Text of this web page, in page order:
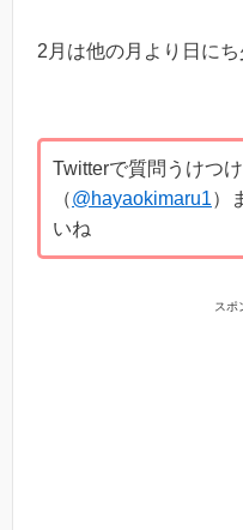
2月は他の月より日にち
Twitterで質問うけつ
（@hayaokimaru1）
いね
スポ